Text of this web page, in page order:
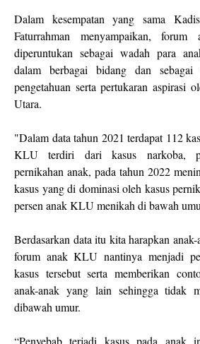
Dalam kesempatan yang sama
Faturrahman menyampaikan,
diperuntukan sebagai wadah para
dalam berbagai bidang dan sebagai
pengetahuan serta pertukaran aspirasi
Utara.
"Dalam data tahun 2021 terdapat 112
KLU terdiri dari kasus narkoba,
pernikahan anak, pada tahun 2022
kasus yang di dominasi oleh kasus
persen anak KLU menikah di bawah
Berdasarkan data itu kita harapkan
forum anak KLU nantinya menjadi
kasus tersebut serta memberikan
anak-anak yang lain sehingga tidak
dibawah umur.
“Penyebab terjadi kasus pada